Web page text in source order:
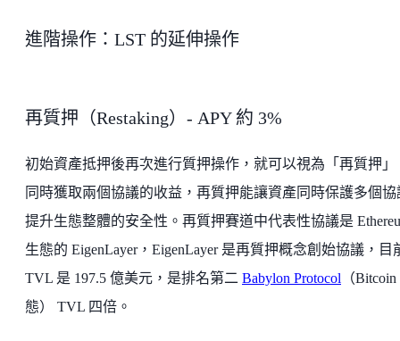
進階操作：LST 的延伸操作
再質押（Restaking）- APY 約 3%
初始資產抵押後再次進行質押操作，就可以視為「再質押」
同時獲取兩個協議的收益，再質押能讓資產同時保護多個協
提升生態整體的安全性。再質押賽道中代表性協議是
生態的 EigenLayer，EigenLayer 是再質押概念創始協議，目
TVL 是 197.5 億美元，是排名第二 Babylon Protocol （
態） TVL 四倍。